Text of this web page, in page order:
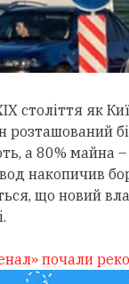
століття як
розташований
а 80%
накопичив
що новий
почали